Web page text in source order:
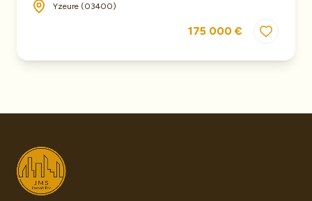
Yzeure (03400)
175 000 €